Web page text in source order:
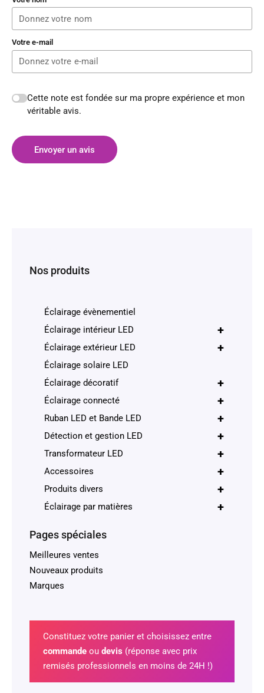
Votre e-mail
Cette note est fondée sur ma propre expérience et mon
véritable avis.
Envoyer un avis
Nos produits
Éclairage évènementiel
+
Éclairage intérieur LED
+
Éclairage extérieur LED
Éclairage solaire LED
+
Éclairage décoratif
+
Éclairage connecté
+
Ruban LED et Bande LED
+
Détection et gestion LED
+
Transformateur LED
+
Accessoires
+
Produits divers
+
Éclairage par matières
Pages spéciales
Meilleures ventes
Nouveaux produits
Marques
Constituez votre panier et choisissez entre
commandeou devis (réponse avec prix
remisés professionnels en moins de 24H !)